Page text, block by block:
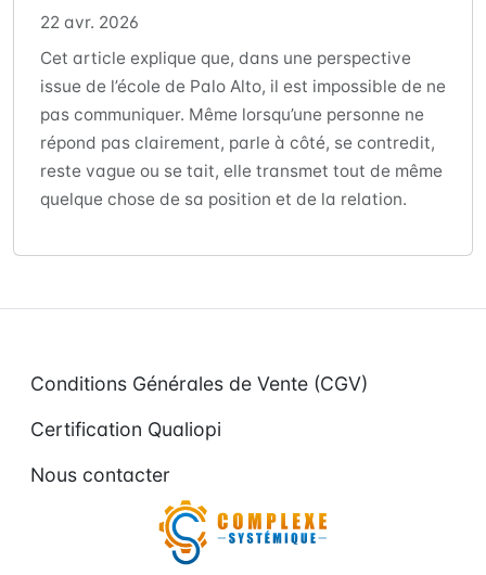
22 avr. 2026
Cet article explique que, dans une perspective
issue de l’école de Palo Alto, il est impossible de ne
pas communiquer. Même lorsqu’une personne ne
répond pas clairement, parle à côté, se contredit,
reste vague ou se tait, elle transmet tout de même
quelque chose de sa position et de la relation.
Conditions Générales de Vente (CGV)
Certification Qualiopi
Nous contacter